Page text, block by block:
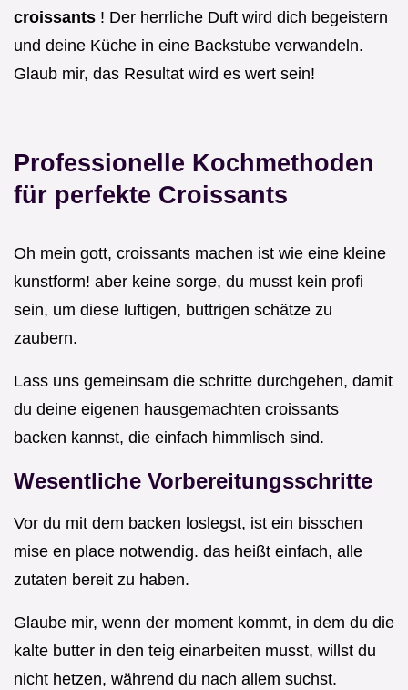
croissants ! Der herrliche Duft wird dich begeistern
und deine Küche in eine Backstube verwandeln.
Glaub mir, das Resultat wird es wert sein!
Professionelle Kochmethoden
für perfekte Croissants
Oh mein gott, croissants machen ist wie eine kleine
kunstform! aber keine sorge, du musst kein profi
sein, um diese luftigen, buttrigen schätze zu
zaubern.
Lass uns gemeinsam die schritte durchgehen, damit
du deine eigenen hausgemachten croissants
backen kannst, die einfach himmlisch sind.
Wesentliche Vorbereitungsschritte
Vor du mit dem backen loslegst, ist ein bisschen
mise en place notwendig. das heißt einfach, alle
zutaten bereit zu haben.
Glaube mir, wenn der moment kommt, in dem du die
kalte butter in den teig einarbeiten musst, willst du
nicht hetzen, während du nach allem suchst.